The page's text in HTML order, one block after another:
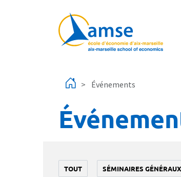
Événements
TOUT SÉMINAIRES GÉNÉRAUX